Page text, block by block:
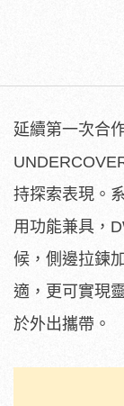
延續第一次合
持探索表現。
用功能兼具，
候，側邊拉鍊
適，更可實現
於外出攜帶。